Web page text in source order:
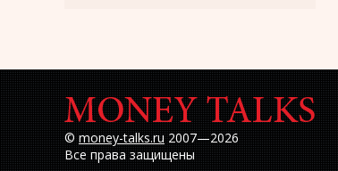
©money-talks.ru2007—2026
Все права защищены